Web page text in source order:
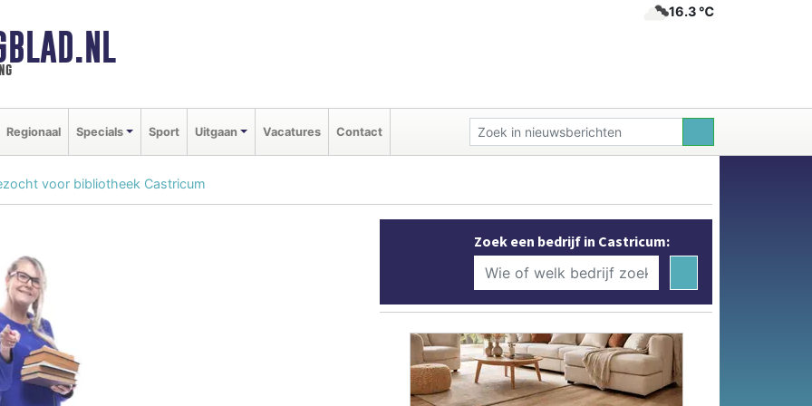
16.3 ℃
Regionaal Specials Sport Uitgaan Vacatures Contact
voor bibliotheek Castricum
Zoek een bedrijf in Castricum: